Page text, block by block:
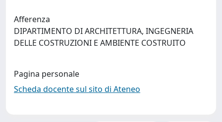
Afferenza
DIPARTIMENTO DI ARCHITETTURA, INGEGNERIA
DELLE COSTRUZIONI E AMBIENTE COSTRUITO
Pagina personale
Scheda docente sul sito di Ateneo